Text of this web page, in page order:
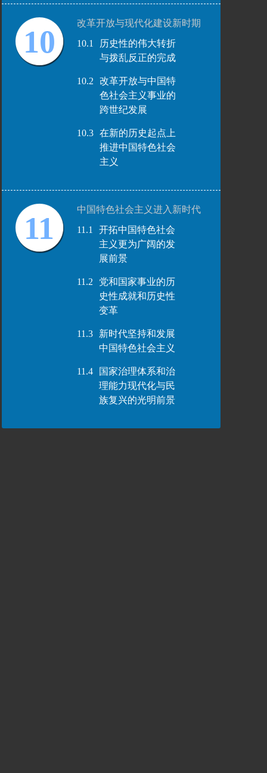
10
改革开放与现代化建设新时期
10.1
历史性的伟大转折
与拨乱反正的完成
10.2
改革开放与中国特
色社会主义事业的
跨世纪发展
10.3
在新的历史起点上
推进中国特色社会
主义
11
中国特色社会主义进入新时代
11.1
开拓中国特色社会
主义更为广阔的发
展前景
11.2
党和国家事业的历
史性成就和历史性
变革
11.3
新时代坚持和发展
中国特色社会主义
11.4
国家治理体系和治
理能力现代化与民
族复兴的光明前景